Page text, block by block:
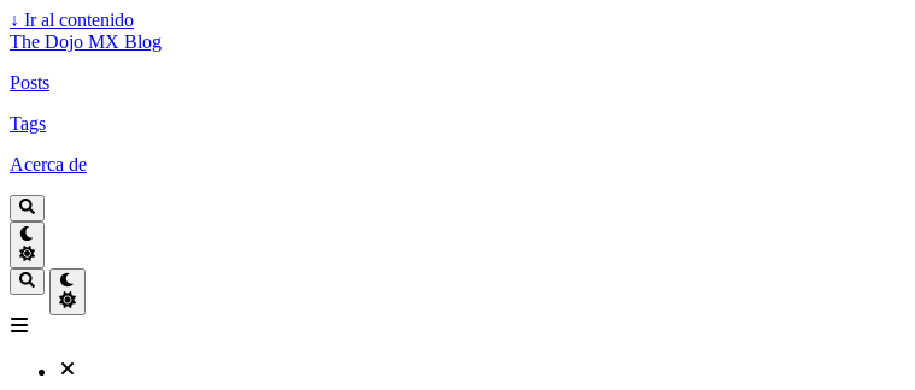
↓ Ir al contenido
The Dojo MX Blog
Posts
Tags
Acerca de